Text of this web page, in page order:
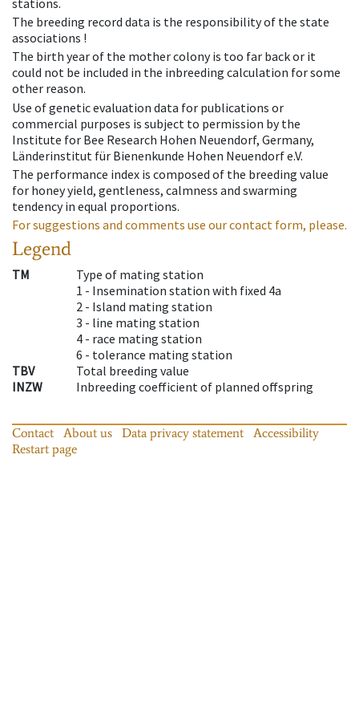
The breeding record data is the responsibility of the state
associations !
The birth year of the mother colony is too far back or it
could not be included in the inbreeding calculation for some
other reason.
Use of genetic evaluation data for publications or
commercial purposes is subject to permission by the
Institute for Bee Research Hohen Neuendorf, Germany,
Länderinstitut für Bienenkunde Hohen Neuendorf e.V.
The performance index is composed of the breeding value
for honey yield, gentleness, calmness and swarming
tendency in equal proportions.
For suggestions and comments use our contact form, please.
Legend
TM
Type of mating station
1 - Insemination station with fixed 4a
2 - Island mating station
3 - line mating station
4 - race mating station
6 - tolerance mating station
TBV
Total breeding value
INZW
Inbreeding coefficient of planned offspring
Contact About us Data privacy statement
Accessibility
Restart page